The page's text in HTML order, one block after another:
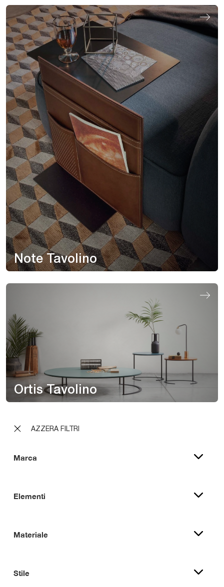
AZZERA FILTRI
Marca
Elementi
Materiale
Stile
Note Tavolino
Ortis Tavolino